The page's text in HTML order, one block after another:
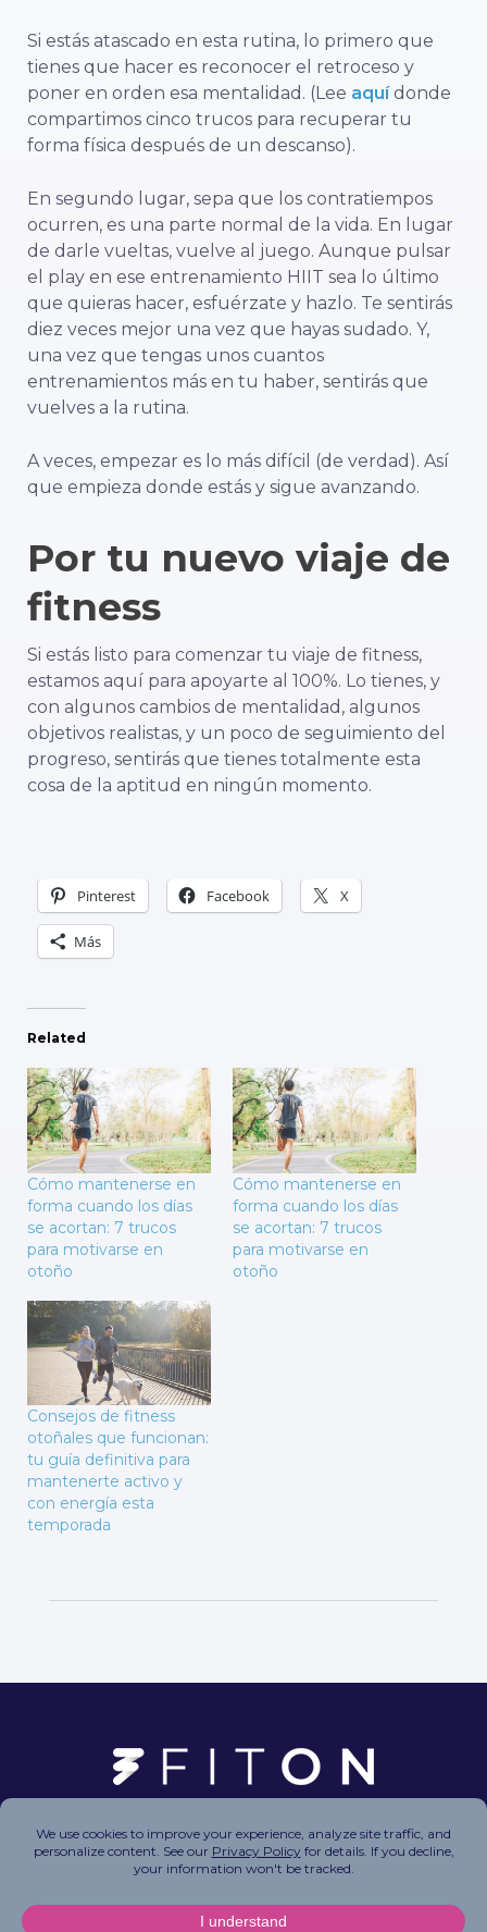
Si estás atascado en esta rutina, lo primero que
tienes que hacer es reconocer el retroceso y
poner en orden esa mentalidad. (Lee aquídonde
compartimos cinco trucos para recuperar tu
forma física después de un descanso).
En segundo lugar, sepa que los contratiempos
ocurren, es una parte normal de la vida. En lugar
de darle vueltas, vuelve al juego. Aunque pulsar
el play en ese entrenamiento HIIT sea lo último
que quieras hacer, esfuérzate y hazlo. Te sentirás
diez veces mejor una vez que hayas sudado. Y,
una vez que tengas unos cuantos
entrenamientos más en tu haber, sentirás que
vuelves a la rutina.
A veces, empezar es lo más difícil (de verdad). Así
que empieza donde estás y sigue avanzando.
Por tu nuevo viaje de
fitness
Si estás listo para comenzar tu viaje de fitness,
estamos aquí para apoyarte al 100%. Lo tienes, y
con algunos cambios de mentalidad, algunos
objetivos realistas, y un poco de seguimiento del
progreso, sentirás que tienes totalmente esta
cosa de la aptitud en ningún momento.
Pinterest Facebook X
Más
Related
Cómo mantenerse en
forma cuando los días
se acortan: 7 trucos
para motivarse en
otoño
Cómo mantenerse en
forma cuando los días
se acortan: 7 trucos
para motivarse en
otoño
Consejos de fitness
otoñales que funcionan:
tu guía definitiva para
mantenerte activo y
con energía esta
temporada
Copyright © 2026 FitOn Inc. All Rights Reserved.